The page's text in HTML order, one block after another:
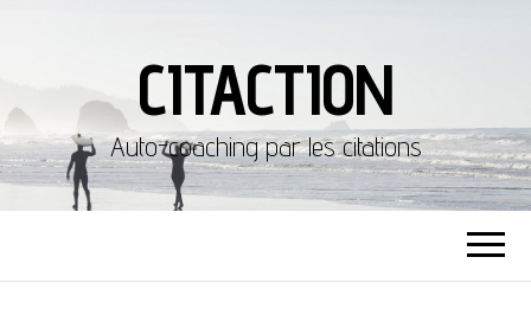
CITACTION
Auto-coaching par les citations